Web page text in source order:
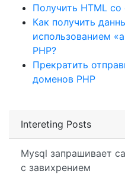
Intereting Posts
Mysql запрашивает
с завихрением
Получить HTML
Как получить
использованием
PHP?
Прекратить
доменов PHP